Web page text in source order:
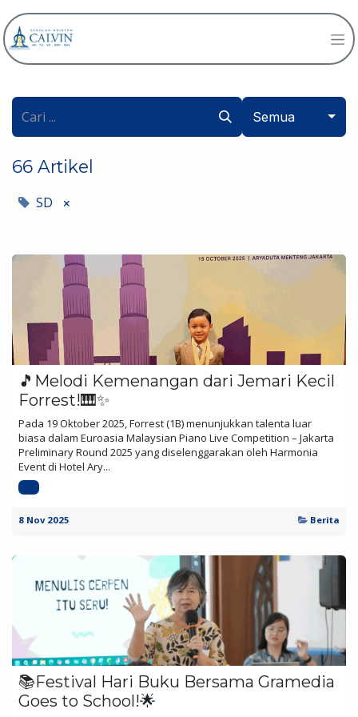
Semua
66 Artikel
SD ×
🎵Melodi Kemenangan dari Jemari Kecil
Forrest!🎹✨
Pada 19 Oktober 2025, Forrest (1B) menunjukkan talenta luar
biasa dalam Euroasia Malaysian Piano Live Competition – Jakarta
Preliminary Round 2025 yang diselenggarakan oleh Harmonia
Event di Hotel Ary...
8 Nov 2025 Berita
📚Festival Hari Buku Bersama Gramedia
Goes to School!🌟